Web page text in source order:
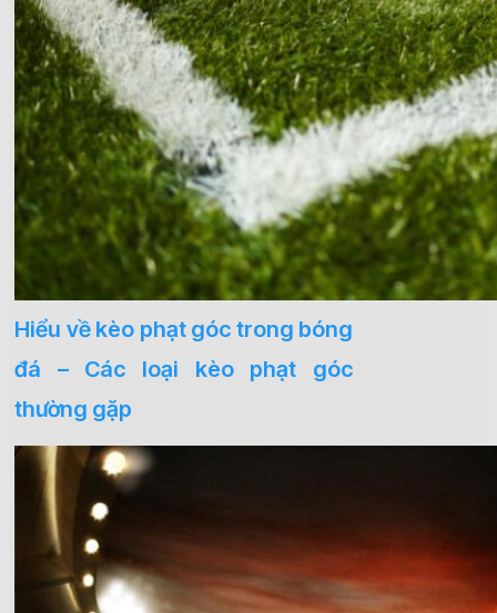
Hiểu về kèo phạt góc trong bóng
đá – Các loại kèo phạt góc
thường gặp